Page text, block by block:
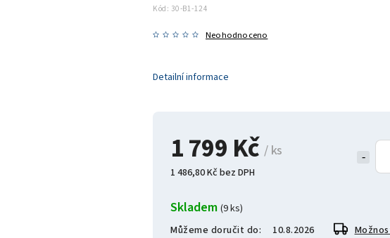
1 799 Kč/ ks
1 486,80 Kč bez DPH
Skladem (9 ks)
Můžeme doručit do:
10.8.2026
Kód: 30-B1-124
Neohodnoceno
Detailní informace